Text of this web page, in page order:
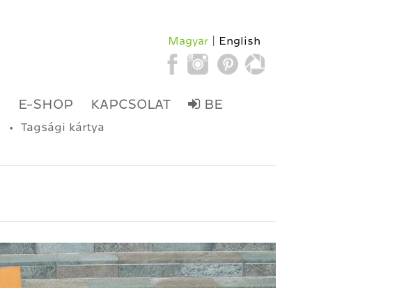
Magyar English
E-SHOP KAPCSOLAT BE
Tagsági kártya